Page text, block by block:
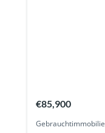
€85,900
Gebrauchtimmobilie